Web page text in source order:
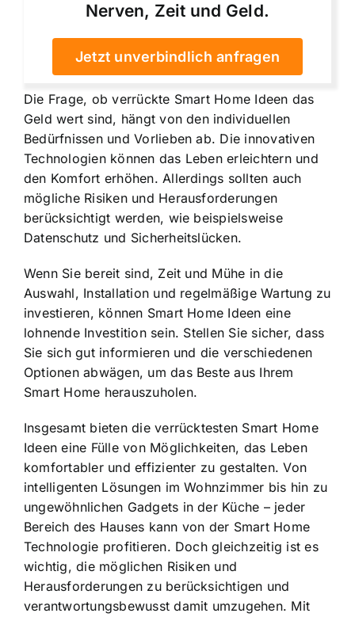
Nerven, Zeit und Geld.
Jetzt unverbindlich anfragen
Die Frage, ob verrückte Smart Home Ideen das
Geld wert sind, hängt von den individuellen
Bedürfnissen und Vorlieben ab. Die innovativen
Technologien können das Leben erleichtern und
den Komfort erhöhen. Allerdings sollten auch
mögliche Risiken und Herausforderungen
berücksichtigt werden, wie beispielsweise
Datenschutz und Sicherheitslücken.
Wenn Sie bereit sind, Zeit und Mühe in die
Auswahl, Installation und regelmäßige Wartung zu
investieren, können Smart Home Ideen eine
lohnende Investition sein. Stellen Sie sicher, dass
Sie sich gut informieren und die verschiedenen
Optionen abwägen, um das Beste aus Ihrem
Smart Home herauszuholen.
Insgesamt bieten die verrücktesten Smart Home
Ideen eine Fülle von Möglichkeiten, das Leben
komfortabler und effizienter zu gestalten. Von
intelligenten Lösungen im Wohnzimmer bis hin zu
ungewöhnlichen Gadgets in der Küche – jeder
Bereich des Hauses kann von der Smart Home
Technologie profitieren. Doch gleichzeitig ist es
wichtig, die möglichen Risiken und
Herausforderungen zu berücksichtigen und
verantwortungsbewusst damit umzugehen. Mit